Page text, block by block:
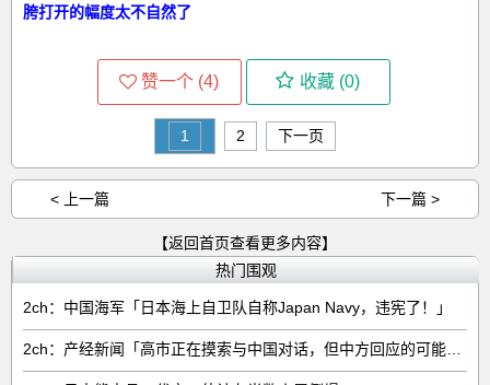
胯打开的幅度太不自然了
赞一个 (4) 收藏 (0)
1 2 下一页
< 上一篇 下一篇 >
【返回首页查看更多内容】
热门围观
2ch：中国海军「日本海上自卫队自称Japan Navy，违宪了！」